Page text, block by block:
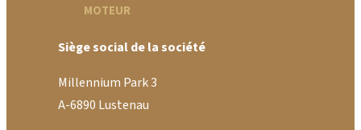
MOTEUR
Siège social de la société
Millennium Park 3
A-6890 Lustenau